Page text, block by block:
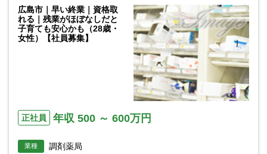
広島市｜早い終業｜資格取
れる｜残業がほぼなしだと
子育ても安心かも（28歳・
女性）【社員募集】
正社員 年収 500 ～ 600万円
業種 調剤薬局